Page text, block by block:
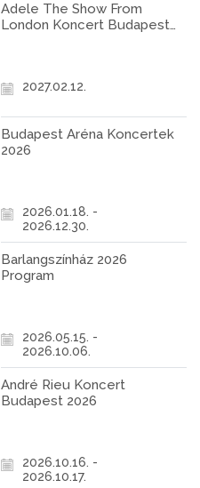
Adele The Show From
London Koncert Budapest
2027.02.12.
Budapest Aréna Koncertek
2026
2026.01.18. -
2026.12.30.
Barlangszínház 2026
Program
2026.05.15. -
2026.10.06.
André Rieu Koncert
Budapest 2026
2026.10.16. -
2026.10.17.